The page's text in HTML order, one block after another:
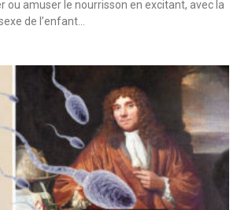
ou amuser le nourrisson en excitant, avec la
de l’enfant…